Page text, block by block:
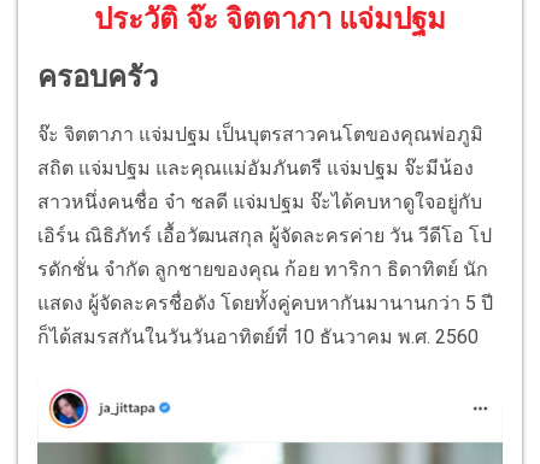
ประวัติ จ๊ะ จิตตาภา แจ่มปฐม
ครอบครัว
จ๊ะ จิตตาภา แจ่มปฐม เป็นบุตรสาวคนโตของคุณพ่อภูมิ
สถิต แจ่มปฐม และคุณแม่อัมภันตรี แจ่มปฐม จ๊ะมีน้อง
สาวหนึ่งคนชื่อ จ๋า ชลดี แจ่มปฐม จ๊ะได้คบหาดูใจอยู่กับ
เอิร์น ณิธิภัทร์ เอื้อวัฒนสกุล ผู้จัดละครค่าย วัน วีดีโอ โป
รดักชั่น จำกัด ลูกชายของคุณ ก้อย ทาริกา ธิดาทิตย์ นัก
แสดง ผู้จัดละครชื่อดัง โดยทั้งคู่คบหากันมานานกว่า 5 ปี
ก็ได้สมรสกันในวันวันอาทิตย์ที่ 10 ธันวาคม พ.ศ. 2560